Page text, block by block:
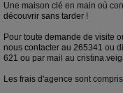
Une maison clé en main où
découvrir sans tarder !
Pour toute demande de visite
nous contacter au 265341 ou
621 ou par mail au
Les frais d'agence sont